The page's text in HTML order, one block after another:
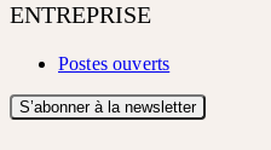
ENTREPRISE
Postes ouverts
S’abonner à la newsletter